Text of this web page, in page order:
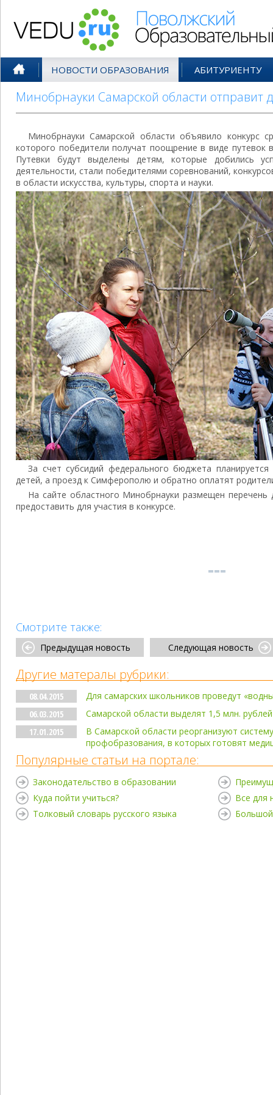
НОВОСТИ ОБРАЗОВАНИЯ АБИТУРИЕНТУ
Минобрнауки Самарской области отправит
Минобрнауки Самарской области объявило конкурс
которого победители получат поощрение в виде
Путевки будут выделены детям, которые добились
деятельности, стали победителями соревнований,
в области искусства, культуры, спорта и науки.
За счет субсидий федерального бюджета
детей, а проезд к Симферополю и обратно оплатят
На сайте областного Минобрнауки размещен
предоставить для участия в конкурсе.
Смотрите также:
Предыдущая новость Следующая новость
Другие матералы рубрики:
08.04.2015
Для самарских школьников проведут
06.03.2015
Самарской области выделят 1,5 млн.
17.01.2015
В Самарской области реорганизуют
профобразования, в которых готовят
Популярные статьи на портале:
Законодательство в образовании
Куда пойти учиться?
Толковый словарь русского языка
Все для
Большой